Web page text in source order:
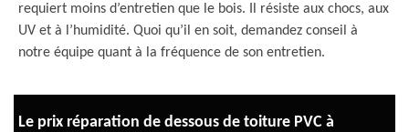
requiert moins d’entretien que le bois. Il résiste aux chocs, aux
UV et à l’humidité. Quoi qu’il en soit, demandez conseil à
notre équipe quant à la fréquence de son entretien.
Le prix réparation de dessous de toiture PVC à